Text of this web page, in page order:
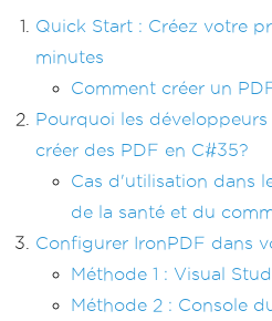
Quick Start : Créez votre
minutes
Comment créer un
Pourquoi les
créer des PDF en C#35?
Cas d'utilisation dans
de la santé et du
Configurer IronPDF dans
Méthode 1 : Visual
Méthode 2 : Console